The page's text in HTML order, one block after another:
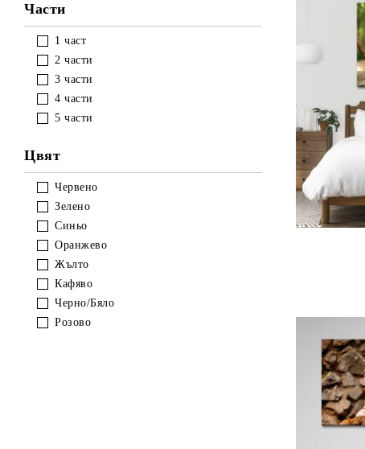
Части
1 част
2 части
3 части
4 части
5 части
Цвят
Червено
Зелено
Синьо
Оранжево
Жълто
Кафяво
Черно/Бяло
Розово